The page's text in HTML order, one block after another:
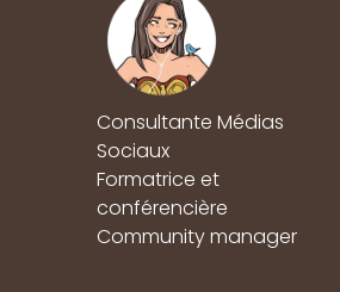
Consultante Médias
Sociaux
Formatrice et
conférencière
Community manager